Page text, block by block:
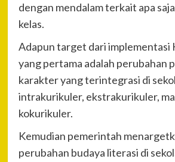
dengan mendalam terkait apa
kelas.
Adapun target dari implementasi
yang pertama adalah perubahan
karakter yang terintegrasi di
intrakurikuler, ekstrakurikuler,
kokurikuler.
Kemudian pemerintah
perubahan budaya literasi di